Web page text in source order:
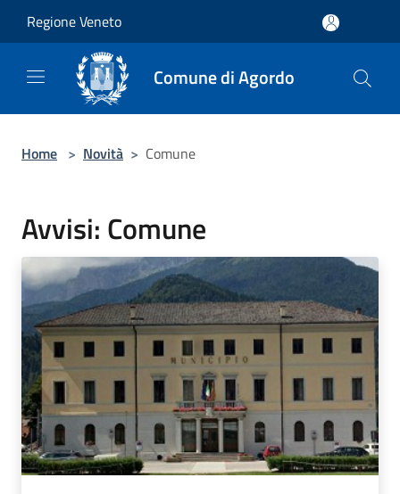
Regione Veneto
Comune di Agordo
Home > Novità > Comune
Avvisi: Comune